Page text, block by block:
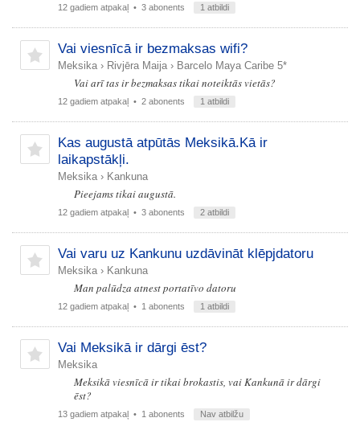
12 gadiem atpakaļ • 3 abonents 1 atbildi
Vai viesnīcā ir bezmaksas wifi?
Meksika › Rivjēra Maija › Barcelo Maya Caribe 5*
Vai arī tas ir bezmaksas tikai noteiktās vietās?
12 gadiem atpakaļ • 2 abonents 1 atbildi
Kas augustā atpūtās Meksikā.Kā ir
laikapstākļi.
Meksika › Kankuna
Pieejams tikai augustā.
12 gadiem atpakaļ • 3 abonents 2 atbildi
Vai varu uz Kankunu uzdāvināt klēpjdatoru
Meksika › Kankuna
Man palūdza atnest portatīvo datoru
12 gadiem atpakaļ • 1 abonents 1 atbildi
Vai Meksikā ir dārgi ēst?
Meksika
Meksikā viesnīcā ir tikai brokastis, vai Kankunā ir dārgi
ēst?
13 gadiem atpakaļ • 1 abonents Nav atbilžu